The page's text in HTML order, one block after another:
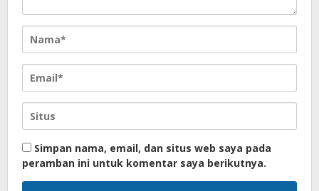
Simpan nama, email, dan situs web saya pada
peramban ini untuk komentar saya berikutnya.